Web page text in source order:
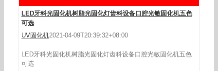
LED牙科光固化机树脂光固化灯齿科设备口腔光敏固化机五色
可选
UV固化机2021-04-09T20:39:32+08:00
LED牙科光固化机树脂光固化灯齿科设备口腔光敏固化机五色
可选